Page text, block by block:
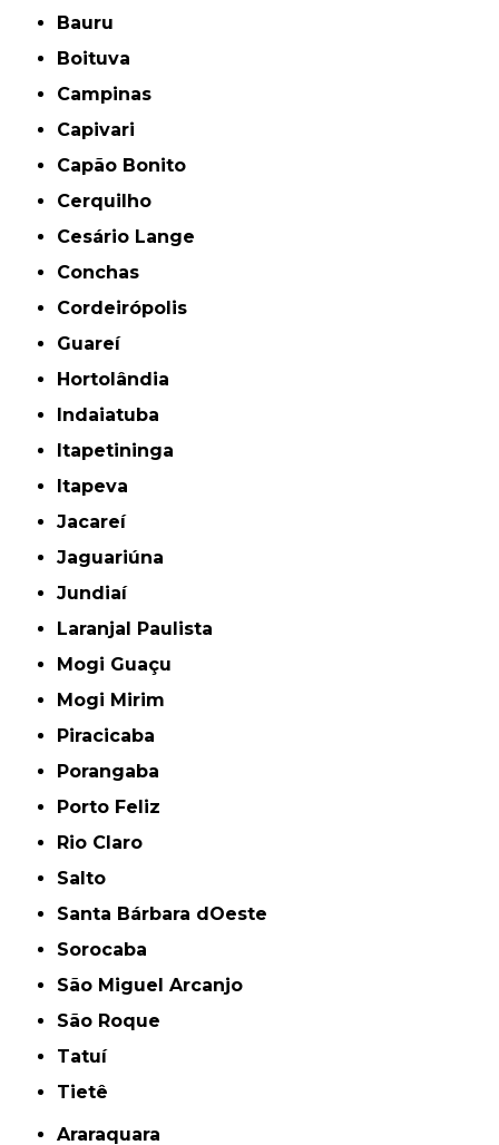
Bauru
Boituva
Campinas
Capivari
Capão Bonito
Cerquilho
Cesário Lange
Conchas
Cordeirópolis
Guareí
Hortolândia
Indaiatuba
Itapetininga
Itapeva
Jacareí
Jaguariúna
Jundiaí
Laranjal Paulista
Mogi Guaçu
Mogi Mirim
Piracicaba
Porangaba
Porto Feliz
Rio Claro
Salto
Santa Bárbara dOeste
Sorocaba
São Miguel Arcanjo
São Roque
Tatuí
Tietê
Araraquara